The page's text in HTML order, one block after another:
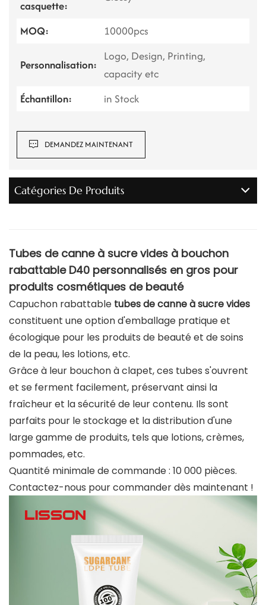
casquette:
MOQ: 10000pcs
Personnalisation:
Logo, Design, Printing,
capacity etc
Échantillon:
in Stock
DEMANDEZ MAINTENANT
Catégories De Produits
Tubes de canne à sucre vides à bouchon
rabattable D40 personnalisés en gros pour
produits cosmétiques de beauté
Capuchon rabattable tubes de canne à sucre vides
constituent une option d'emballage pratique et
écologique pour les produits de beauté et de soins
de la peau, les lotions, etc.
Grâce à leur bouchon à clapet, ces tubes s'ouvrent
et se ferment facilement, préservant ainsi la
fraîcheur et la sécurité de leur contenu. Ils sont
parfaits pour le stockage et la distribution d'une
large gamme de produits, tels que lotions, crèmes,
pommades, etc.
Quantité minimale de commande : 10 000 pièces.
Contactez-nous pour commander dès maintenant !